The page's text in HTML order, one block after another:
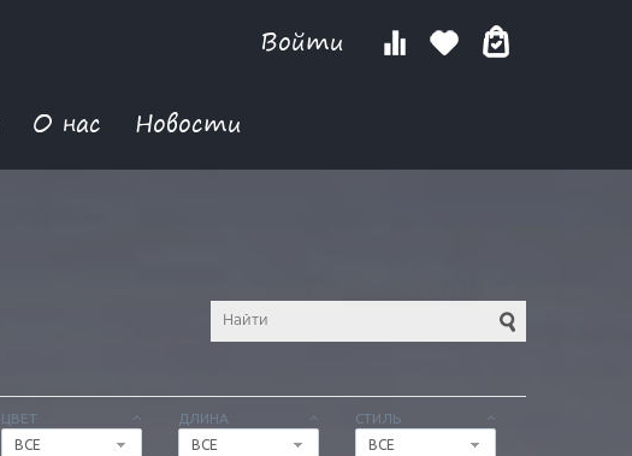
Войти
О нас Новости
ЦВЕТ
ВСЕ
ДЛИНА
ВСЕ
СТИЛЬ
ВСЕ